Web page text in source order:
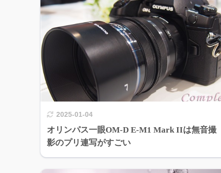
2025-01-04
オリンパス一眼OM-D E-M1 Mark IIは無音撮
影のプリ連写がすごい